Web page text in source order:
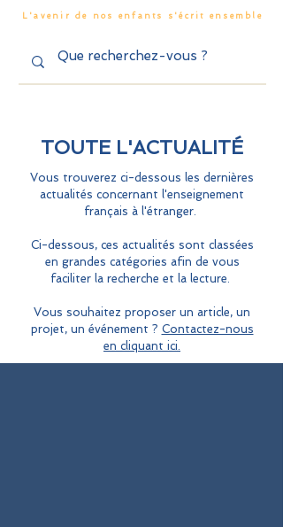
L'avenir de nos enfants s'écrit ensemble
TOUTE L'ACTUALITÉ
Vous trouverez ci-dessous les dernières
actualités concernant l'enseignement
français à l'étranger.
Ci-dessous, ces actualités sont classées
en grandes catégories afin de vous
faciliter la recherche et la lecture.
Vous souhaitez proposer un article, un
projet, un événement ? Contactez-nous
en cliquant ici.